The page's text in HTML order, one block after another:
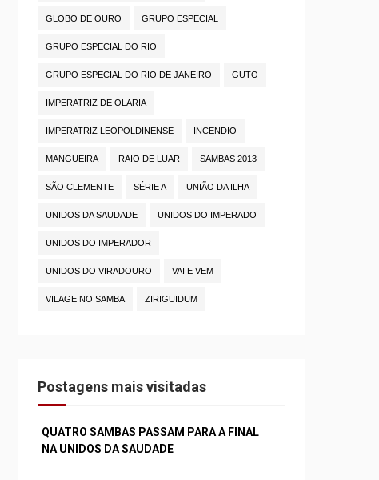
GLOBO DE OURO GRUPO ESPECIAL
GRUPO ESPECIAL DO RIO
GRUPO ESPECIAL DO RIO DE JANEIRO GUTO
IMPERATRIZ DE OLARIA
IMPERATRIZ LEOPOLDINENSE INCENDIO
MANGUEIRA RAIO DE LUAR SAMBAS 2013
SÃO CLEMENTE SÉRIE A UNIÃO DA ILHA
UNIDOS DA SAUDADE UNIDOS DO IMPERADO
UNIDOS DO IMPERADOR
UNIDOS DO VIRADOURO VAI E VEM
VILAGE NO SAMBA ZIRIGUIDUM
Postagens mais visitadas
QUATRO SAMBAS PASSAM PARA A FINAL
NA UNIDOS DA SAUDADE